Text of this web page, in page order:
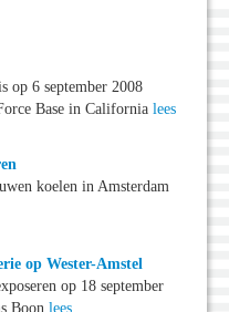
op 6 september 2008
Base in California lees
koelen in Amsterdam
op Wester-Amstel
op 18 september
Boon lees